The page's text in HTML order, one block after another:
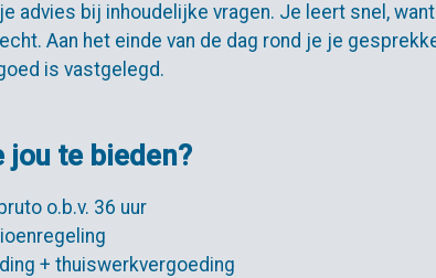
advies bij inhoudelijke vragen. Je leert snel,
Aan het einde van de dag rond je je
is vastgelegd.
jou te bieden?
o.b.v. 36 uur
+ thuiswerkvergoeding